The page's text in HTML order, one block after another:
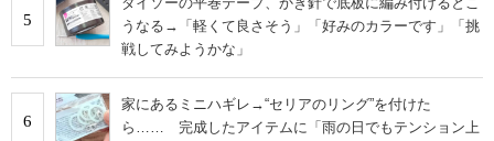
5
うなる→「軽くて良さそう」「好みのカラーです」「挑
戦してみようかな」
6
家にあるミニハギレ→“セリアのリング”を付けた
ら…… 完成したアイテムに「雨の日でもテンション上